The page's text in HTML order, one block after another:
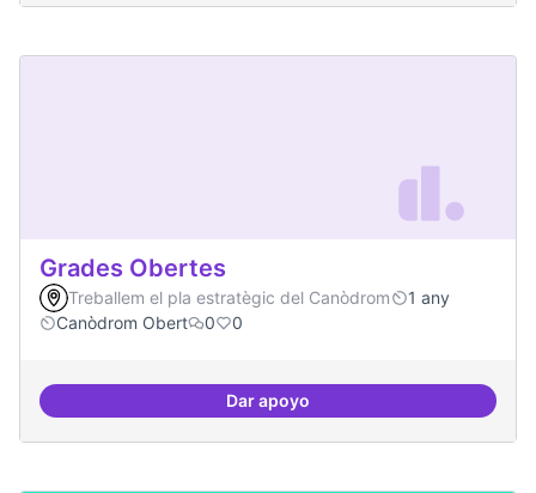
Grades Obertes
Treballem el pla estratègic del Canòdrom
1 any
Canòdrom Obert
0 0
Dar apoyoGrades Obertes